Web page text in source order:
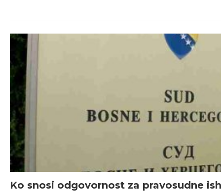
Ko snosi odgovornost za pravosudne